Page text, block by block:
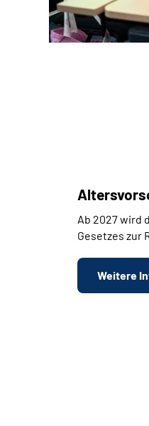
Ab 2027 wird
Gesetzes zur
Weitere